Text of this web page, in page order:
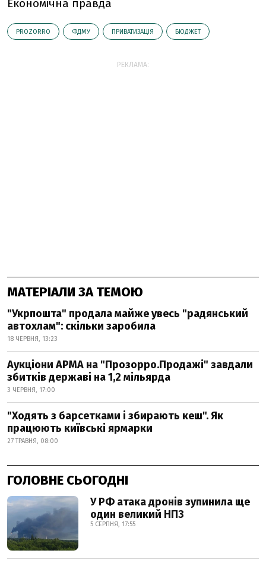
Економічна правда
PROZORRO ФДМУ ПРИВАТИЗАЦІЯ БЮДЖЕТ
РЕКЛАМА:
МАТЕРІАЛИ ЗА ТЕМОЮ
"Укрпошта" продала майже увесь "радянський
автохлам": скільки заробила
18 ЧЕРВНЯ, 13:23
Аукціони АРМА на "Прозорро.Продажі" завдали
збитків державі на 1,2 мільярда
3 ЧЕРВНЯ, 17:00
"Ходять з барсетками і збирають кеш". Як
працюють київські ярмарки
27 ТРАВНЯ, 08:00
ГОЛОВНЕ СЬОГОДНІ
У РФ атака дронів зупинила ще
один великий НПЗ
5 СЕРПНЯ, 17:55